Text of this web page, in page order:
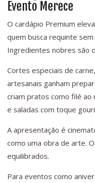
Evento Merece
O cardápio Premium
quem busca requinte
Ingredientes nobres são
Cortes especiais de
artesanais ganham
criam pratos como filé ao
e saladas com toque
A apresentação é
como uma obra de arte.
equilibrados.
Para eventos como